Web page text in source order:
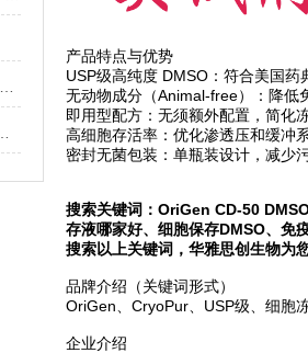
产品特点与优势
USP级高纯度 DMSO：符合美国药
无动物成分（Animal-free）：降低
即用型配方：无须额外配置，简化
高细胞存活率：优化渗透压和缓冲
密封无菌包装：单瓶装设计，减少
搜索关键词：OriGen CD-50
存液哪家好、细胞保存DMSO、免
搜索以上关键词，华雅思创生物为
品牌介绍（关键词形式）
OriGen、CryoPur、USP级、细胞
企业介绍